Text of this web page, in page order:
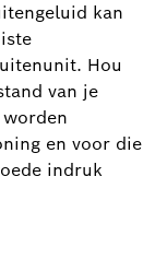
kan
Hou
van je
en voor die
indruk